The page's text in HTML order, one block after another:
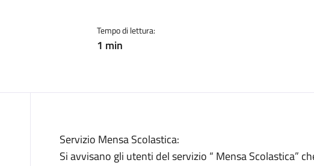
Tempo di lettura:
1 min
Servizio Mensa Scolastica:
Si avvisano gli utenti del servizio “ Mensa Scolastica”